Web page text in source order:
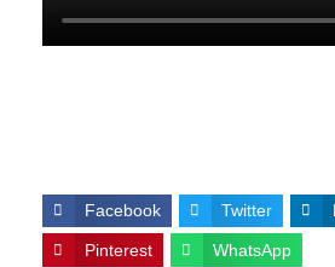
Facebook Twitter
Pinterest WhatsApp